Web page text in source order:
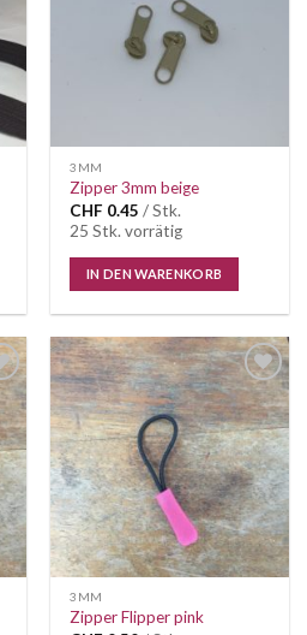
3MM
Zipper 3mm beige
CHF 0.45 / Stk.
25 Stk. vorrätig
IN DEN WARENKORB
Auf die
Wunschliste
3MM
Zipper Flipper pink